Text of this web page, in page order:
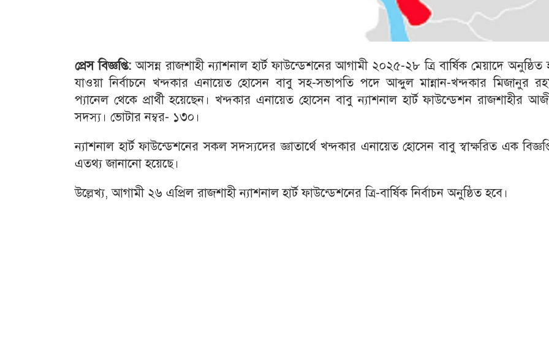
প্রেস বিজ্ঞপ্তি:আসন্ন রাজশাহী ন্যাশনাল হার্ট ফাউন্ডেশনের আগামী ২০২৫-২৮ ত্রি বার্ষিক মেয়াদে অনুষ্ঠিত
যাওয়া নির্বাচনে খন্দকার এনায়েত হোসেন বাবু সহ-সভাপতি পদে আব্দুল মান্নান-খন্দকার মিজানুর
প্যানেল থেকে প্রার্থী হয়েছেন। খন্দকার এনায়েত হোসেন বাবু ন্যাশনাল হার্ট ফাউন্ডেশন রাজশাহীর
সদস্য। ভোটার নম্বর- ১৩০।
ন্যাশনাল হার্ট ফাউন্ডেশনের সকল সদস্যদের জ্ঞাতার্থে খন্দকার এনায়েত হোসেন বাবু স্বাক্ষরিত এক
এতথ্য জানানো হয়েছে।
উল্লেখ্য, আগামী ২৬ এপ্রিল রাজশাহী ন্যাশনাল হার্ট ফাউন্ডেশনের ত্রি-বার্ষিক নির্বাচন অনুষ্ঠিত হবে।